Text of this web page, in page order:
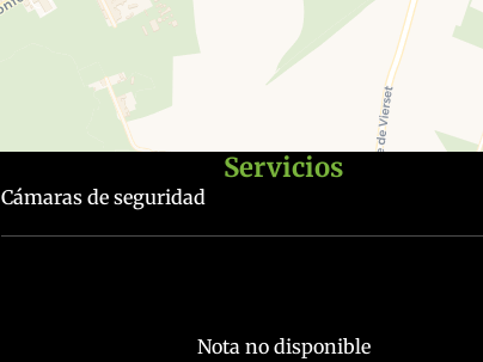
Servicios
Cámaras de seguridad
Nota no disponible